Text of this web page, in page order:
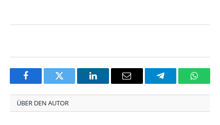
FacebookTwitter LinkedInEmail Telegram
ÜBER DEN AUTOR